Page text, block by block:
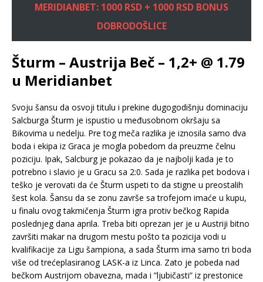
MERIDIANBET: 1000 RSD + 1000 RSD BONUS
DOBRODOŠLICE
Šturm – Austrija Beč – 1,2+ @ 1.79
u Meridianbet
Svoju šansu da osvoji titulu i prekine dugogodišnju dominaciju
Salcburga Šturm je ispustio u međusobnom okršaju sa
Bikovima u nedelju. Pre tog meča razlika je iznosila samo dva
boda i ekipa iz Graca je mogla pobedom da preuzme čelnu
poziciju. Ipak, Salcburg je pokazao da je najbolji kada je to
potrebno i slavio je u Gracu sa 2:0. Sada je razlika pet bodova i
teško je verovati da će Šturm uspeti to da stigne u preostalih
šest kola. Šansu da se zonu završe sa trofejom imaće u kupu,
u finalu ovog takmičenja Šturm igra protiv bečkog Rapida
poslednjeg dana aprila. Treba biti oprezan jer je u Austriji bitno
završiti makar na drugom mestu pošto ta pozicija vodi u
kvalifikacije za Ligu šampiona, a sada Šturm ima samo tri boda
više od trećeplasiranog LASK-a iz Linca. Zato je pobeda nad
bečkom Austrijom obavezna, mada i ”ljubičasti” iz prestonice